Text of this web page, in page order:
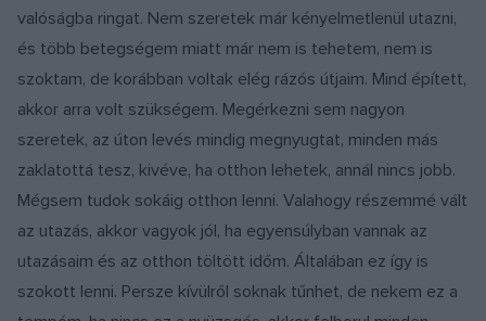
valóságba ringat. Nem szeretek már kényelmetlenül utazni,
és több betegségem miatt már nem is tehetem, nem is
szoktam, de korábban voltak elég rázós útjaim. Mind épített,
akkor arra volt szükségem. Megérkezni sem nagyon
szeretek, az úton levés mindig megnyugtat, minden más
zaklatottá tesz, kivéve, ha otthon lehetek, annál nincs jobb.
Mégsem tudok sokáig otthon lenni. Valahogy részemmé vált
az utazás, akkor vagyok jól, ha egyensúlyban vannak az
utazásaim és az otthon töltött időm. Általában ez így is
szokott lenni. Persze kívülről soknak tűnhet, de nekem ez a